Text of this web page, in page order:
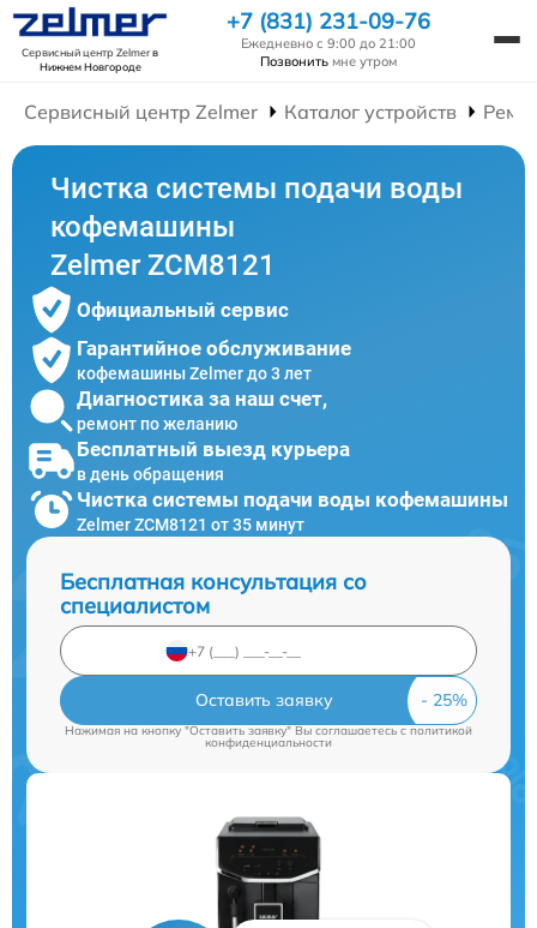
Сервисный центр Zelmerв
Нижнем Новгороде
+7 (831) 231-09-76
Ежедневно с 9:00 до 21:00
Позвонить мне утром
Сервисный центр Zelmer Каталог устройств
Чистка системы подачи воды
кофемашины
Zelmer ZCM8121
Официальный сервис
Гарантийное обслуживание
кофемашины Zelmer до 3 лет
Диагностика за наш счет,
ремонт по желанию
Бесплатный выезд курьера
в день обращения
Чистка системы подачи воды кофемашины
Zelmer ZCM8121 от 35 минут
Бесплатная консультация со
специалистом
Оставить заявку
Нажимая на кнопку "Оставить заявку" Вы соглашаетесь c политикой
конфиденциальности